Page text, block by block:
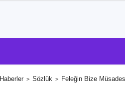
Haberler Sözlük Feleğin Bize